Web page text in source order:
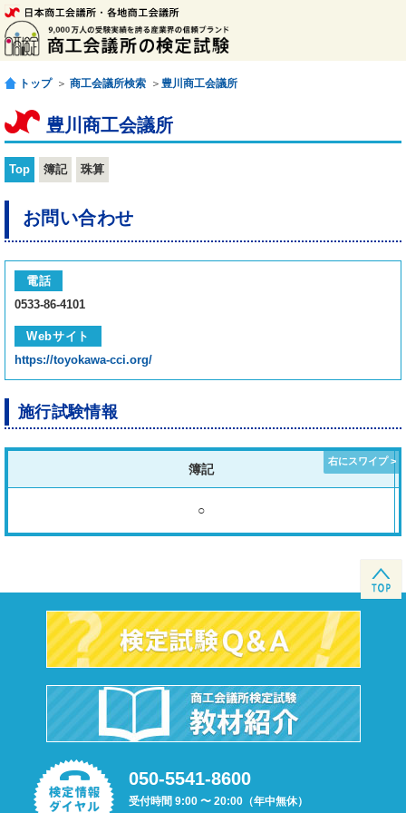
トップ ＞ 商工会議所検索 ＞ 豊川商工会議所
豊川商工会議所
Top 簿記 珠算
お問い合わせ
電話
0533-86-4101
Webサイト
https://toyokawa-cci.org/
施行試験情報
簿記
○
050-5541-8600
受付時間 9:00 〜 20:00（年中無休）